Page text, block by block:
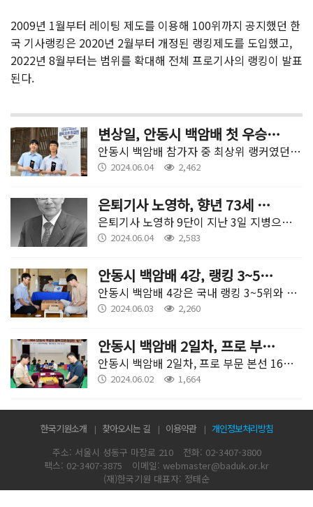
2009년 1월부터 레이팅 제도를 이용해 100위까지 공지했던 한
국 기사랭킹은 2020년 2월부터 개정된 랭킹제도를 도입했고,
2022년 8월부터는 범위를 확대해 전체 프로기사의 랭킹이 발표
된다.
변상일, 안동시 백암배 첫 우승 기쁨 누려
안동시 백암배 참가자 중 최상위 랭커였던 랭킹 3위 변상일 9단이 이변 없이 우승컵을 들어 올렸다.
2024.06.04 2,462
은퇴기사 노영하, 향년 73세 별세
은퇴기사 노영하 9단이 지난 3일 지병으로 별세했다. 향년 73세.
2024.06.04 2,583
안동시 백암배 4강, 랭킹 3~5위와 김은지 대결로 압축
안동시 백암배 4강은 국내 랭킹 3~5위와 김은지 9단의 대결로 압축됐다.
2024.06.03 2,260
안동시 백암배 2일차, 프로 부문 16강 멤버 확정
안동시 백암배 2일차, 프로 부문 본선 16강 멤버가 확정됐다.
2024.06.02 1,664
한국기원소개 찾아오시는 길 이용약관
개인정보처리방침
주소: 서울시 성동구 마장로 210
전화: 02-3407-3800
팩스: 02-3407-3875
이메일: webmaster@baduk.or.kr
(재)한국기원 대표자: 정태순